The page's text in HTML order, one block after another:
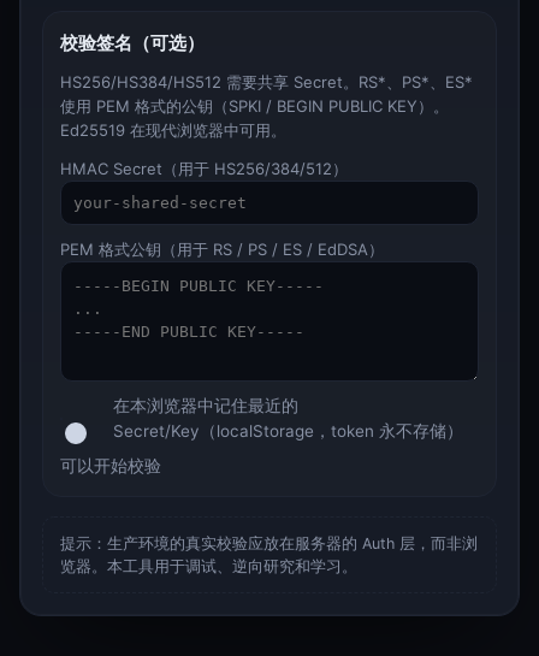
校验签名（可选）
HS256/HS384/HS512 需要共享 Secret。RS*、PS*、ES*
使用 PEM 格式的公钥（SPKI / BEGIN PUBLIC KEY）。
Ed25519 在现代浏览器中可用。
HMAC Secret（用于 HS256/384/512）
PEM 格式公钥（用于 RS / PS / ES / EdDSA）
在本浏览器中记住最近的
Secret/Key（localStorage，token 永不存储）
可以开始校验
提示：生产环境的真实校验应放在服务器的 Auth 层，而非浏
览器。本工具用于调试、逆向研究和学习。